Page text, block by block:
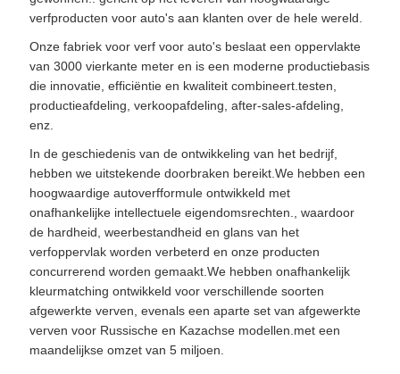
verfproducten voor auto's aan klanten over de hele wereld.
Onze fabriek voor verf voor auto's beslaat een oppervlakte
van 3000 vierkante meter en is een moderne productiebasis
die innovatie, efficiëntie en kwaliteit combineert.testen,
productieafdeling, verkoopafdeling, after-sales-afdeling,
enz.
In de geschiedenis van de ontwikkeling van het bedrijf,
hebben we uitstekende doorbraken bereikt.We hebben een
hoogwaardige autoverfformule ontwikkeld met
onafhankelijke intellectuele eigendomsrechten., waardoor
de hardheid, weerbestandheid en glans van het
verfoppervlak worden verbeterd en onze producten
concurrerend worden gemaakt.We hebben onafhankelijk
kleurmatching ontwikkeld voor verschillende soorten
afgewerkte verven, evenals een aparte set van afgewerkte
verven voor Russische en Kazachse modellen.met een
maandelijkse omzet van 5 miljoen.